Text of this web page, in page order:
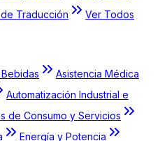
Traducción
Ver Todos
Asistencia Médica
Automatización Industrial e
de Consumo y Servicios
Energía y Potencia